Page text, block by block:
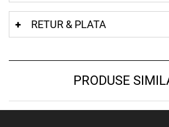
RETUR & PLATA
PRODUSE